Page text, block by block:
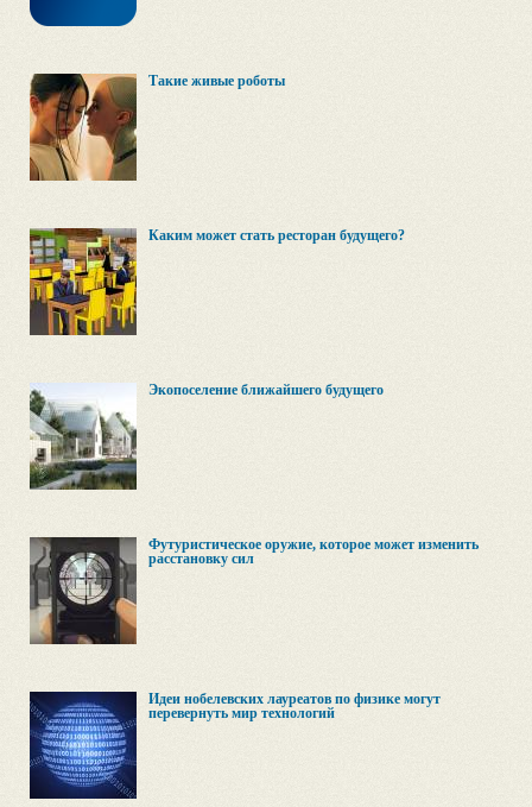
Такие живые роботы
Каким может стать ресторан будущего?
Экопоселение ближайшего будущего
Футуристическое оружие, которое может изменить
расстановку сил
Идеи нобелевских лауреатов по физике могут
перевернуть мир технологий